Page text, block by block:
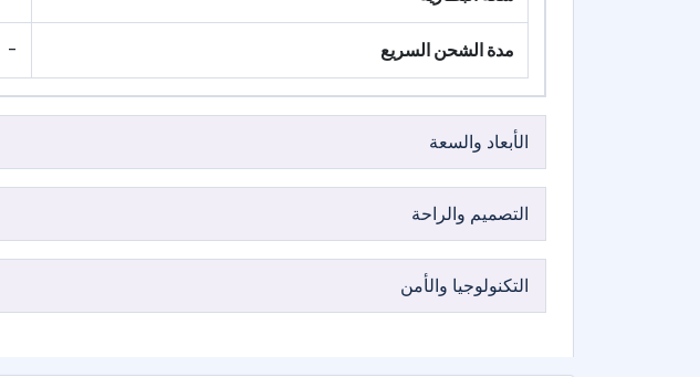
مدة الشحن السريع -
الأبعاد والسعة
التصميم والراحة
التكنولوجيا والأمن